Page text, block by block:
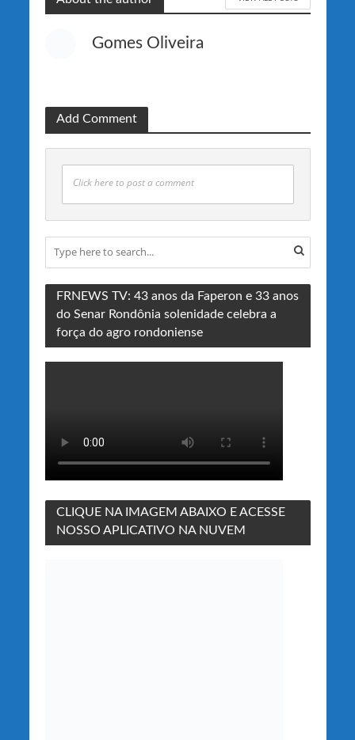
Gomes Oliveira
Add Comment
Click here to post a comment
FRNEWS TV: 43 anos da Faperon e 33 anos
do Senar Rondônia solenidade celebra a
força do agro rondoniense
CLIQUE NA IMAGEM ABAIXO E ACESSE
NOSSO APLICATIVO NA NUVEM